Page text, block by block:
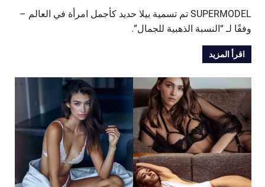
SUPERMODEL تم تسمية بيلا حديد كأجمل امرأة في العالم –
وفقًا لـ “النسبة الذهبية للجمال”.
اقرأ المزيد